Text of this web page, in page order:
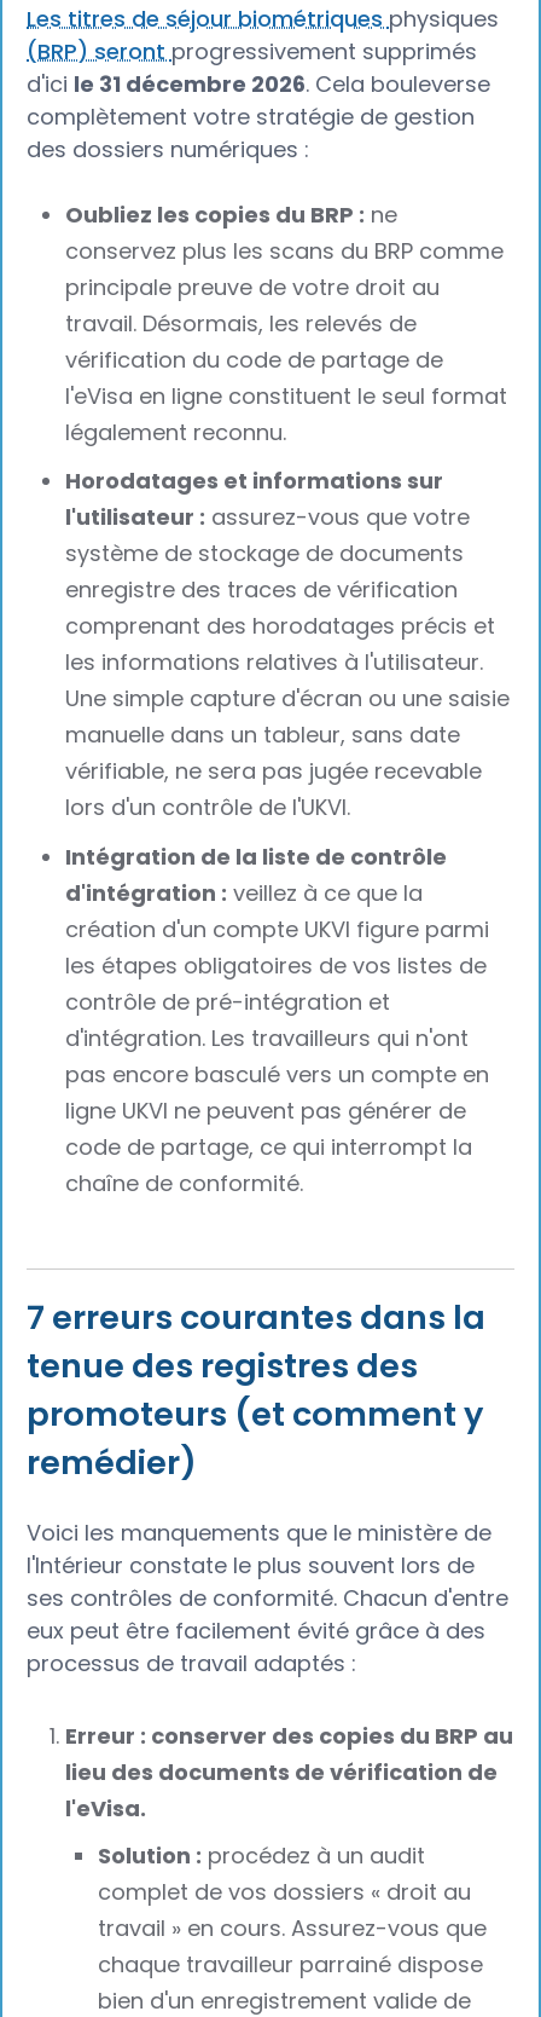
Les titres de séjour biométriques physiques
(BRP) seront progressivement supprimés
d'ici le 31 décembre 2026. Cela bouleverse
complètement votre stratégie de gestion
des dossiers numériques :
Oubliez les copies du BRP : ne
conservez plus les scans du BRP comme
principale preuve de votre droit au
travail. Désormais, les relevés de
vérification du code de partage de
l'eVisa en ligne constituent le seul format
légalement reconnu.
Horodatages et informations sur
l'utilisateur : assurez-vous que votre
système de stockage de documents
enregistre des traces de vérification
comprenant des horodatages précis et
les informations relatives à l'utilisateur.
Une simple capture d'écran ou une saisie
manuelle dans un tableur, sans date
vérifiable, ne sera pas jugée recevable
lors d'un contrôle de l'UKVI.
Intégration de la liste de contrôle
d'intégration : veillez à ce que la
création d'un compte UKVI figure parmi
les étapes obligatoires de vos listes de
contrôle de pré-intégration et
d'intégration. Les travailleurs qui n'ont
pas encore basculé vers un compte en
ligne UKVI ne peuvent pas générer de
code de partage, ce qui interrompt la
chaîne de conformité.
7 erreurs courantes dans la
tenue des registres des
promoteurs (et comment y
remédier)
Voici les manquements que le ministère de
l'Intérieur constate le plus souvent lors de
ses contrôles de conformité. Chacun d'entre
eux peut être facilement évité grâce à des
processus de travail adaptés :
Erreur : conserver des copies du BRP au
lieu des documents de vérification de
l'eVisa.
Solution : procédez à un audit
complet de vos dossiers « droit au
travail » en cours. Assurez-vous que
chaque travailleur parrainé dispose
bien d'un enregistrement valide de